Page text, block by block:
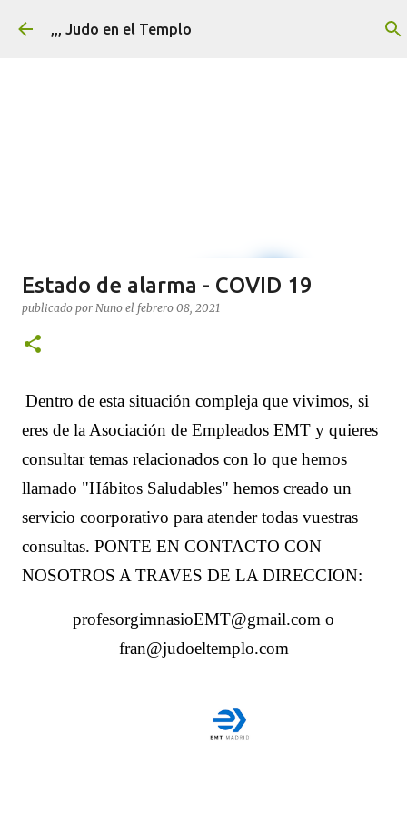
Ir al contenido principal
,,, Judo en el Templo
Estado de alarma - COVID 19
publicado por Nuno el febrero 08, 2021
Dentro de esta situación compleja que vivimos, si
eres de la Asociación de Empleados EMT y quieres
consultar temas relacionados con lo que hemos
llamado "Hábitos Saludables" hemos creado un
servicio coorporativo para atender todas vuestras
consultas. PONTE EN CONTACTO CON
NOSOTROS A TRAVES DE LA DIRECCION:
profesorgimnasioEMT@gmail.com o
fran@judoeltemplo.com